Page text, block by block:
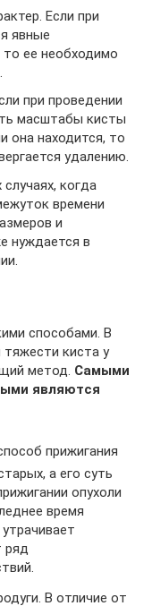
Если при
явные
то ее необходимо
при проведении
масштабы кисты
она находится, то
удалению.
когда
времени
и
нуждается в
способами. В
тяжести киста у
метод. Самыми
являются
прижигания
а его суть
опухоли
время
ряд
В отличие от